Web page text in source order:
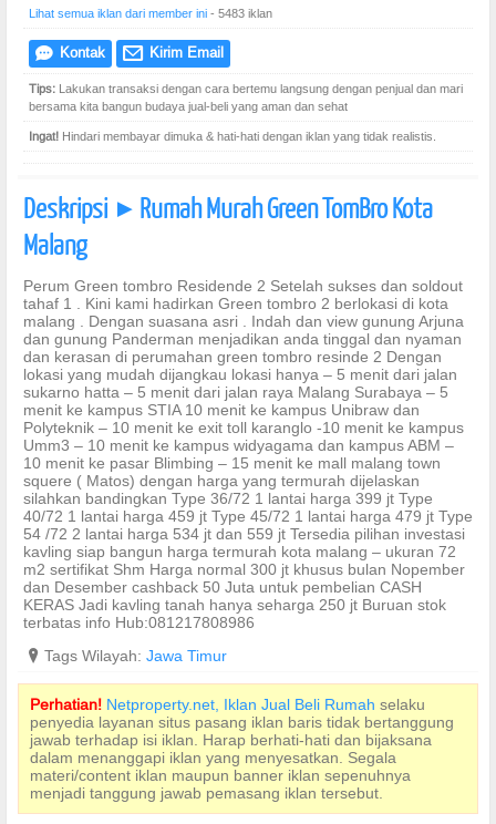
Lihat semua iklan dari member ini - 5483 iklan
e Kontak @ Kirim Email
Tips: Lakukan transaksi dengan cara bertemu langsung dengan penjual dan mari
bersama kita bangun budaya jual-beli yang aman dan sehat
Ingat! Hindari membayar dimuka & hati-hati dengan iklan yang tidak realistis.
Deskripsi ] Rumah Murah Green TomBro Kota
Malang
Perum Green tombro Residende 2 Setelah sukses dan soldout
tahaf 1 . Kini kami hadirkan Green tombro 2 berlokasi di kota
malang . Dengan suasana asri . Indah dan view gunung Arjuna
dan gunung Panderman menjadikan anda tinggal dan nyaman
dan kerasan di perumahan green tombro resinde 2 Dengan
lokasi yang mudah dijangkau lokasi hanya – 5 menit dari jalan
sukarno hatta – 5 menit dari jalan raya Malang Surabaya – 5
menit ke kampus STIA 10 menit ke kampus Unibraw dan
Polyteknik – 10 menit ke exit toll karanglo -10 menit ke kampus
Umm3 – 10 menit ke kampus widyagama dan kampus ABM –
10 menit ke pasar Blimbing – 15 menit ke mall malang town
squere ( Matos) dengan harga yang termurah dijelaskan
silahkan bandingkan Type 36/72 1 lantai harga 399 jt Type
40/72 1 lantai harga 459 jt Type 45/72 1 lantai harga 479 jt Type
54 /72 2 lantai harga 534 jt dan 559 jt Tersedia pilihan investasi
kavling siap bangun harga termurah kota malang – ukuran 72
m2 sertifikat Shm Harga normal 300 jt khusus bulan Nopember
dan Desember cashback 50 Juta untuk pembelian CASH
KERAS Jadi kavling tanah hanya seharga 250 jt Buruan stok
terbatas info Hub:081217808986
? Tags Wilayah: Jawa Timur
Perhatian! Netproperty.net, Iklan Jual Beli Rumah selaku
penyedia layanan situs pasang iklan baris tidak bertanggung
jawab terhadap isi iklan. Harap berhati-hati dan bijaksana
dalam menanggapi iklan yang menyesatkan. Segala
materi/content iklan maupun banner iklan sepenuhnya
menjadi tanggung jawab pemasang iklan tersebut.